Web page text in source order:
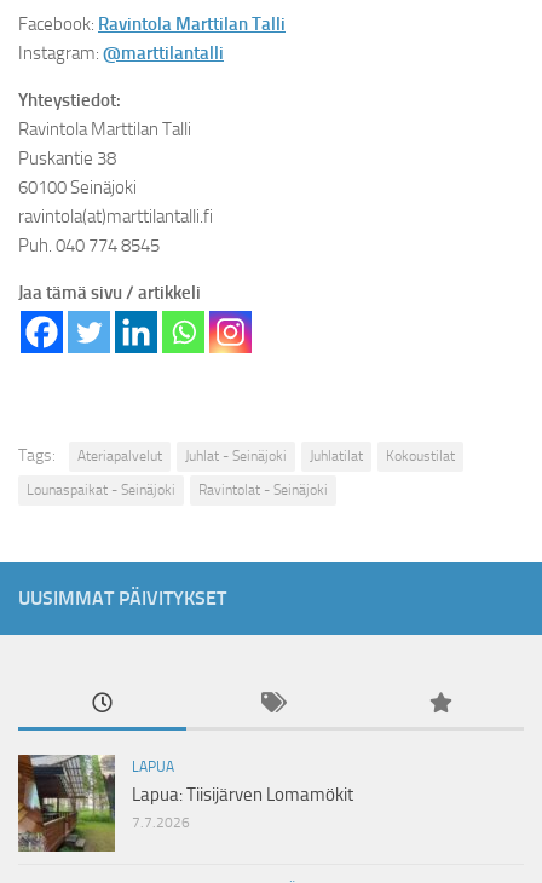
Facebook: Ravintola Marttilan Talli
Instagram: @marttilantalli
Yhteystiedot:
Ravintola Marttilan Talli
Puskantie 38
60100 Seinäjoki
ravintola(at)marttilantalli.fi
Puh. 040 774 8545
Jaa tämä sivu / artikkeli
Tags: Ateriapalvelut Juhlat - Seinäjoki Juhlatilat
Kokoustilat
Lounaspaikat - Seinäjoki
Ravintolat - Seinäjoki
UUSIMMAT PÄIVITYKSET
LAPUA
Lapua: Tiisijärven Lomamökit
7.7.2026